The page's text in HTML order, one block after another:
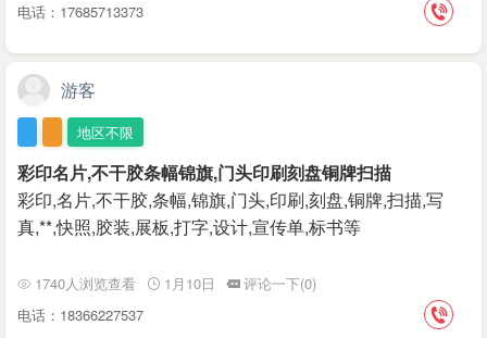
电话：17685713373
游客
地区不限
彩印名片,不干胶条幅锦旗,门头印刷刻盘铜牌扫描
彩印,名片,不干胶,条幅,锦旗,门头,印刷,刻盘,铜牌,扫描,写
真,**,快照,胶装,展板,打字,设计,宣传单,标书等
1740人浏览查看 1月10日
评论一下(0)
电话：18366227537